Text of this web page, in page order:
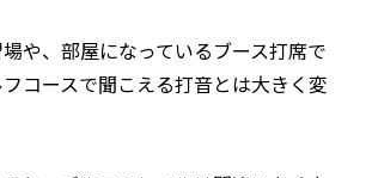
や、部屋になっているブース打席で
コースで聞こえる打音とは大きく変